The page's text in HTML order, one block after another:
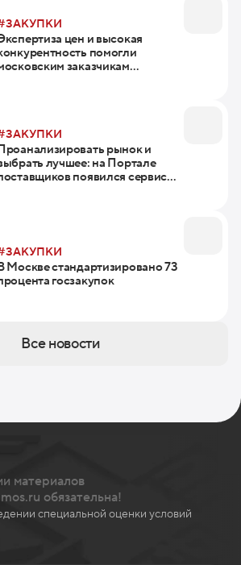
цен и высокая
помогли
заказчикам
рынок и
лучшее: на Портале
появился сервис
Москве стандартизировано 73
госзакупок
Все новости
материалов
обязательна!
специальной оценки условий